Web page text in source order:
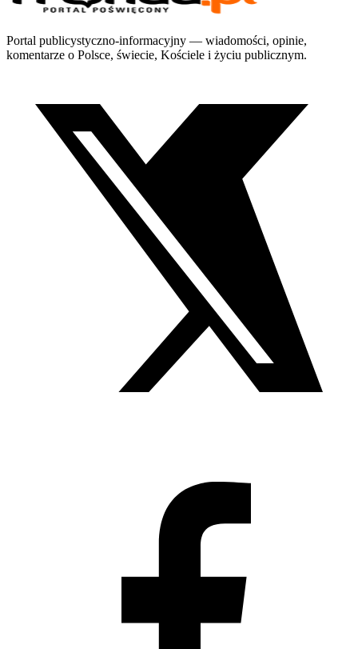
Portal publicystyczno-informacyjny — wiadomości, opinie,
komentarze o Polsce, świecie, Kościele i życiu publicznym.